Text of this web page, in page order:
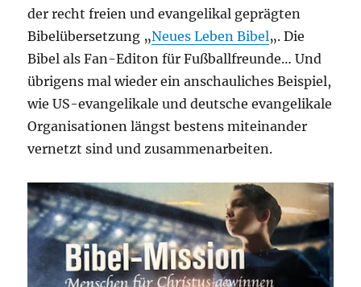
der recht freien und evangelikal geprägten
Bibelübersetzung „Neues Leben Bibel„. Die
Bibel als Fan-Editon für Fußballfreunde… Und
übrigens mal wieder ein anschauliches Beispiel,
wie US-evangelikale und deutsche evangelikale
Organisationen längst bestens miteinander
vernetzt sind und zusammenarbeiten.